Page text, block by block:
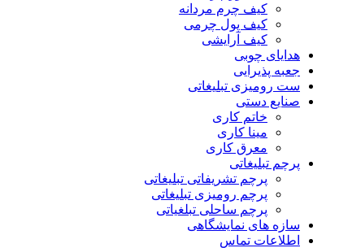
کیف چرم مردانه
کیف پول چرمی
کیف آرایشی
هدایای چوبی
جعبه پذیرایی
ست رومیزی تبلیغاتی
صنایع دستی
خاتم کاری
مینا کاری
معرق کاری
پرچم تبلیغاتی
پرچم تشریفاتی تبلیغاتی
پرچم رومیزی تبلیغاتی
پرچم ساحلی تبلغیاتی
سازه های نمایشگاهی
اطلاعات تماس